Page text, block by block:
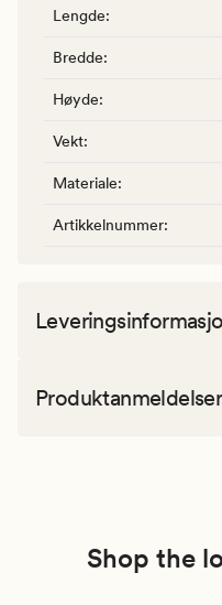
Lengde:
Bredde:
Høyde:
Vekt:
Materiale:
Artikkelnummer:
Produktanmeldelser
Shop the